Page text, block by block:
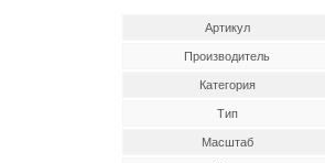
Артикул
Производитель
Категория
Тип
Масштаб